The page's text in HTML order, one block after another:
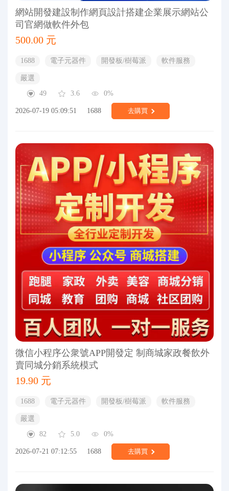
網站開發建設制作網頁設計搭建企業展示網站公
司官網做軟件外包
500.00 元
1688 電子元器件 開發板/樹莓派 軟件服務
嚴選
49
3.6 0%
2026-07-19 05:09:51 1688 去購買
微信小程序公衆號APP開發定 制商城家政餐飲外
賣同城分銷系統模式
19.90 元
1688 電子元器件 開發板/樹莓派 軟件服務
嚴選
82
5.0 0%
2026-07-21 07:12:55 1688 去購買